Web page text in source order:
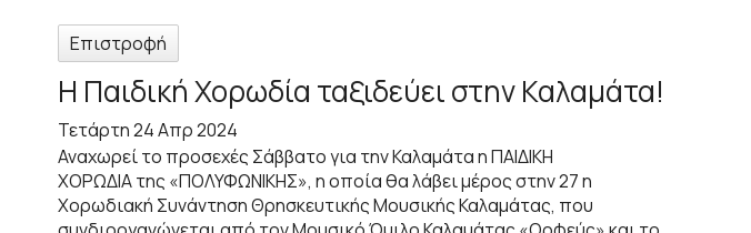
Επιστροφή
H Παιδική Χορωδία ταξιδεύει στην Καλαμάτα!
Τετάρτη 24 Απρ 2024
Αναχωρεί το προσεχές Σάββατο για την Καλαμάτα η ΠΑΙΔΙΚΗ
ΧΟΡΩΔΙΑ της «ΠΟΛΥΦΩΝΙΚΗΣ», η οποία θα λάβει μέρος στην 27 η
Χορωδιακή Συνάντηση Θρησκευτικής Μουσικής Καλαμάτας, που